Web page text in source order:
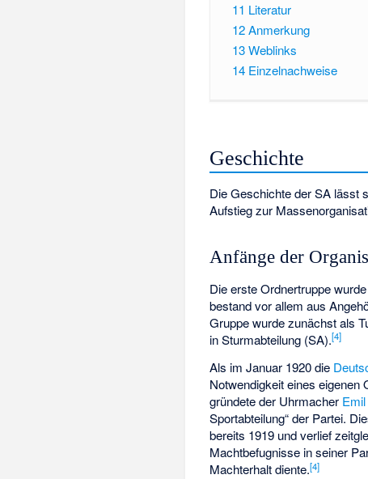
11 Literatur
12Anmerkung
13Weblinks
14 Einzelnachweise
Geschichte
Die Geschichte der SA lässt
Aufstieg zur
Anfänge der
Die erste Ordnertruppe
bestand vor allem aus
Gruppe wurde zunächst als
in Sturmabteilung (SA).[4]
Als im Januar 1920 die
Notwendigkeit eines eigenen
gründete der Uhrmacher
Sportabteilung“ der Partei.
bereits 1919 und verlief
Machtbefugnisse in seiner
Machterhalt diente.[4]